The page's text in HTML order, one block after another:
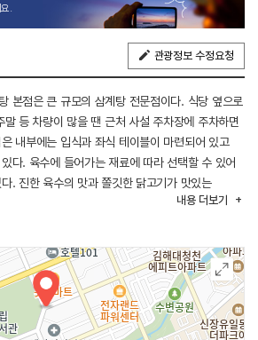
.
관광정보 수정요청
본점은 큰 규모의 삼계탕 전문점이다. 식당 옆으로
등 차량이 많을 땐 근처 사설 주차장에 주차하면
내부에는 입식과 좌식 테이블이 마련되어 있고
다. 육수에 들어가는 재료에 따라 선택할 수 있어
. 진한 육수의 맛과 쫄깃한 닭고기가 맛있는
고 기본 찬으로 김치, 고추, 샐러드, 양파장아찌가
거리에 가볍게 산책하기 좋은 대청공원이 있다.
내용 더보기